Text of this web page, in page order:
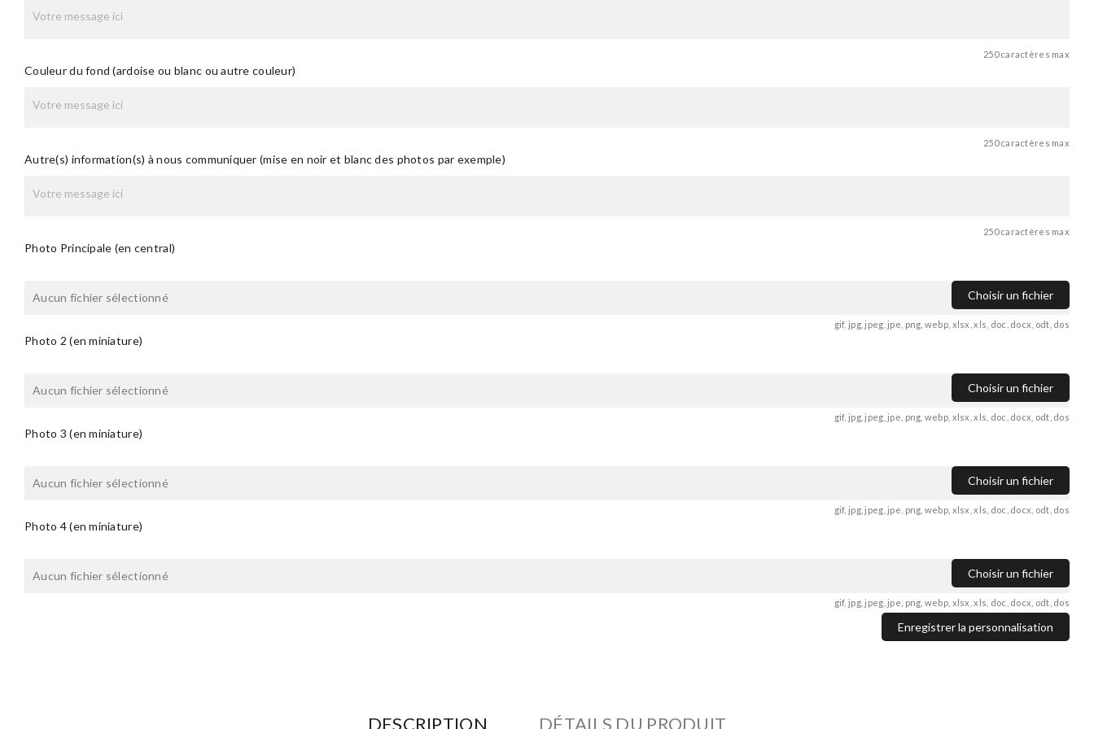
250 caractères max
Couleur du fond (ardoise ou blanc ou autre couleur)
250 caractères max
Autre(s) information(s) à nous communiquer (mise en noir et blanc des photos par exemple)
250 caractères max
Photo Principale (en central)
Aucun fichier sélectionné Choisir un fichier
gif, jpg, jpeg, jpe, png, webp, xlsx, xls, doc, docx, odt, dos
Photo 2 (en miniature)
Aucun fichier sélectionné Choisir un fichier
gif, jpg, jpeg, jpe, png, webp, xlsx, xls, doc, docx, odt, dos
Photo 3 (en miniature)
Aucun fichier sélectionné Choisir un fichier
gif, jpg, jpeg, jpe, png, webp, xlsx, xls, doc, docx, odt, dos
Photo 4 (en miniature)
Aucun fichier sélectionné Choisir un fichier
gif, jpg, jpeg, jpe, png, webp, xlsx, xls, doc, docx, odt, dos
Enregistrer la personnalisation
DESCRIPTION DÉTAILS DU PRODUIT